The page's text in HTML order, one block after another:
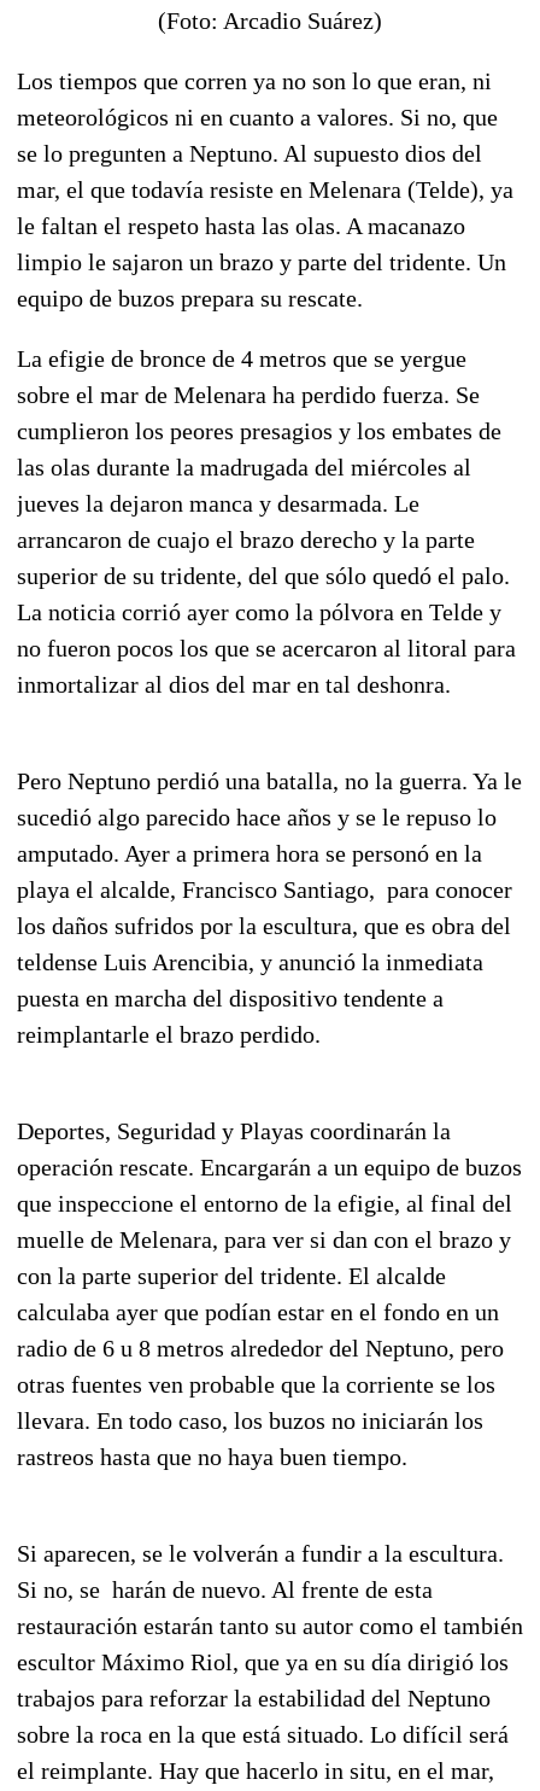
(Foto: Arcadio Suárez)
Los tiempos que corren ya no son lo que eran, ni
meteorológicos ni en cuanto a valores. Si no, que
se lo pregunten a Neptuno. Al supuesto dios del
mar, el que todavía resiste en Melenara (Telde), ya
le faltan el respeto hasta las olas. A macanazo
limpio le sajaron un brazo y parte del tridente. Un
equipo de buzos prepara su rescate.
La efigie de bronce de 4 metros que se yergue
sobre el mar de Melenara ha perdido fuerza. Se
cumplieron los peores presagios y los embates de
las olas durante la madrugada del miércoles al
jueves la dejaron manca y desarmada. Le
arrancaron de cuajo el brazo derecho y la parte
superior de su tridente, del que sólo quedó el palo.
La noticia corrió ayer como la pólvora en Telde y
no fueron pocos los que se acercaron al litoral para
inmortalizar al dios del mar en tal deshonra.
Pero Neptuno perdió una batalla, no la guerra. Ya le
sucedió algo parecido hace años y se le repuso lo
amputado. Ayer a primera hora se personó en la
playa el alcalde, Francisco Santiago, para conocer
los daños sufridos por la escultura, que es obra del
teldense Luis Arencibia, y anunció la inmediata
puesta en marcha del dispositivo tendente a
reimplantarle el brazo perdido.
Deportes, Seguridad y Playas coordinarán la
operación rescate. Encargarán a un equipo de buzos
que inspeccione el entorno de la efigie, al final del
muelle de Melenara, para ver si dan con el brazo y
con la parte superior del tridente. El alcalde
calculaba ayer que podían estar en el fondo en un
radio de 6 u 8 metros alrededor del Neptuno, pero
otras fuentes ven probable que la corriente se los
llevara. En todo caso, los buzos no iniciarán los
rastreos hasta que no haya buen tiempo.
Si aparecen, se le volverán a fundir a la escultura.
Si no, se harán de nuevo. Al frente de esta
restauración estarán tanto su autor como el también
escultor Máximo Riol, que ya en su día dirigió los
trabajos para reforzar la estabilidad del Neptuno
sobre la roca en la que está situado. Lo difícil será
el reimplante. Hay que hacerlo in situ, en el mar,